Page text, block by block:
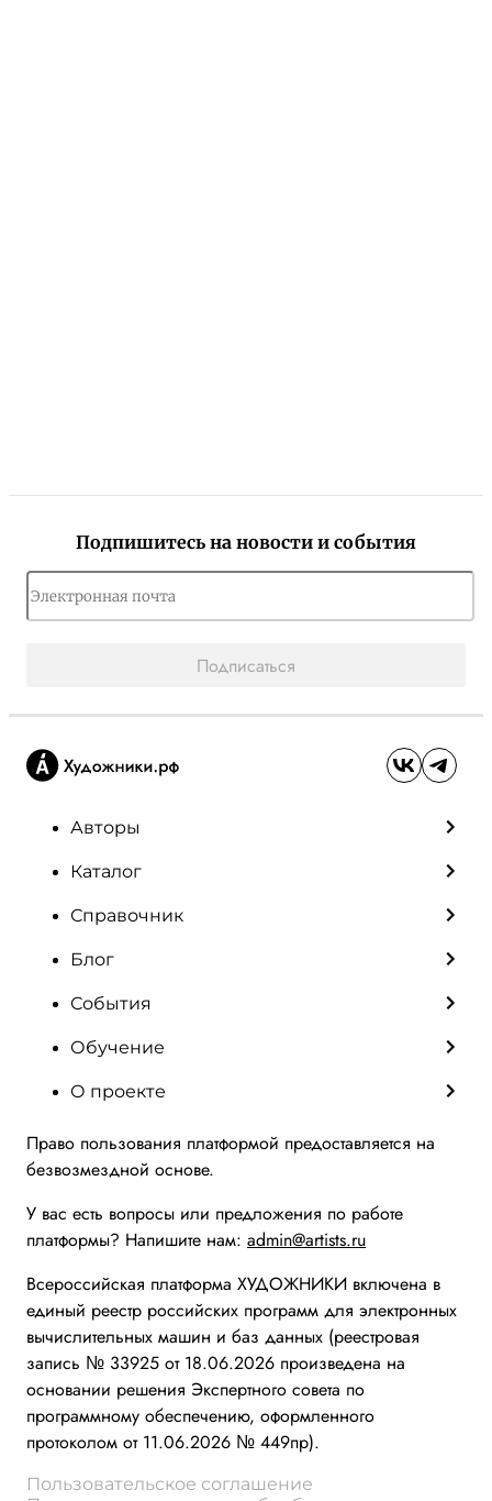
Подпишитесь на новости и события
Подписаться
Авторы
Каталог
Справочник
Блог
События
Обучение
О проекте
Право пользования платформой предоставляется на
безвозмездной основе.
У вас есть вопросы или предложения по работе
платформы? Напишите нам: admin@artists.ru
Всероссийская платформа ХУДОЖНИКИ включена в
единый реестр российских программ для электронных
вычислительных машин и баз данных (реестровая
запись № 33925 от 18.06.2026 произведена на
основании решения Экспертного совета по
программному обеспечению, оформленного
протоколом от 11.06.2026 № 449пр).
Пользовательское соглашение